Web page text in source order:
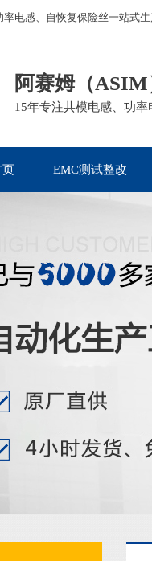
率电感、自恢复保险丝一站式
阿赛姆（ASIM
15年专注共模电感、功
页 EMC测试整改